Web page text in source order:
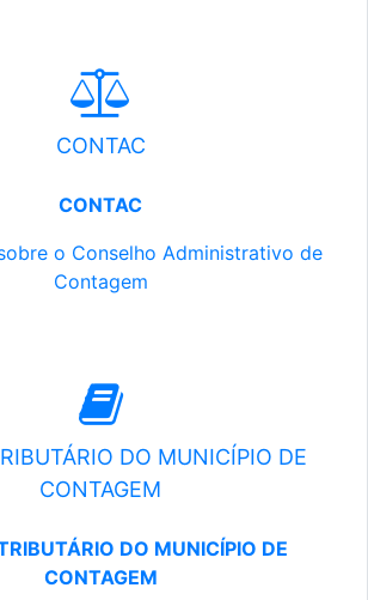
CONTAC
CONTAC
o Conselho Administrativo de
Contagem
DO MUNICÍPIO DE
CONTAGEM
DO MUNICÍPIO DE
CONTAGEM